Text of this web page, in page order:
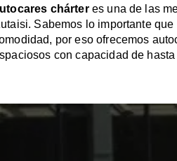
chárteres una de las
Sabemos lo importante que
por eso ofrecemos
con capacidad de